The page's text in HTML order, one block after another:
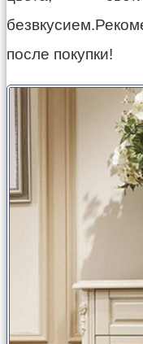
после покупки!